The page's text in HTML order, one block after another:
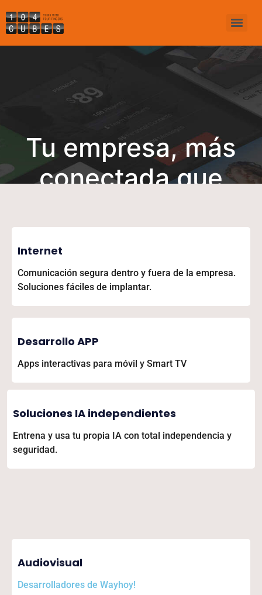
Tu empresa, más
conectada que
Internet
Comunicación segura dentro y fuera de la empresa.
Soluciones fáciles de implantar.
Desarrollo APP
Apps interactivas para móvil y Smart TV
Soluciones IA independientes
Entrena y usa tu propia IA con total independencia y
seguridad.
Audiovisual
Desarrolladores de Wayhoy!